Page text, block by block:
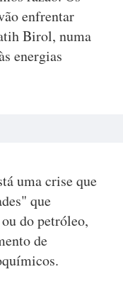
enfrentar
Birol, numa
energias
uma crise que
que
do petróleo,
de